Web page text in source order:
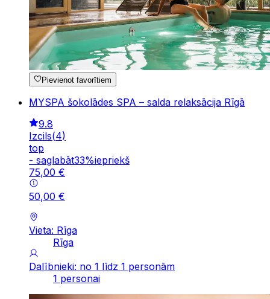
Pievienot favorītiem
MYSPA šokolādes SPA – salda relaksācija Rīgā
9.8
Izcils(4)
top
- saglabāt33%iepriekš
75,00 €
50,00 €
Vieta: Rīga
Rīga
Dalībnieki: no 1 līdz 1 personām
1 personai